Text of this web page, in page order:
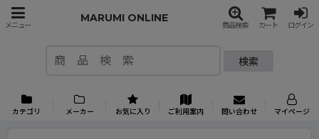
メニュー
MARUMI ONLINE
商品検索 カート ログイン
検索
カテゴリ メーカー お気に入り ご利用案内 問い合わせ マイページ